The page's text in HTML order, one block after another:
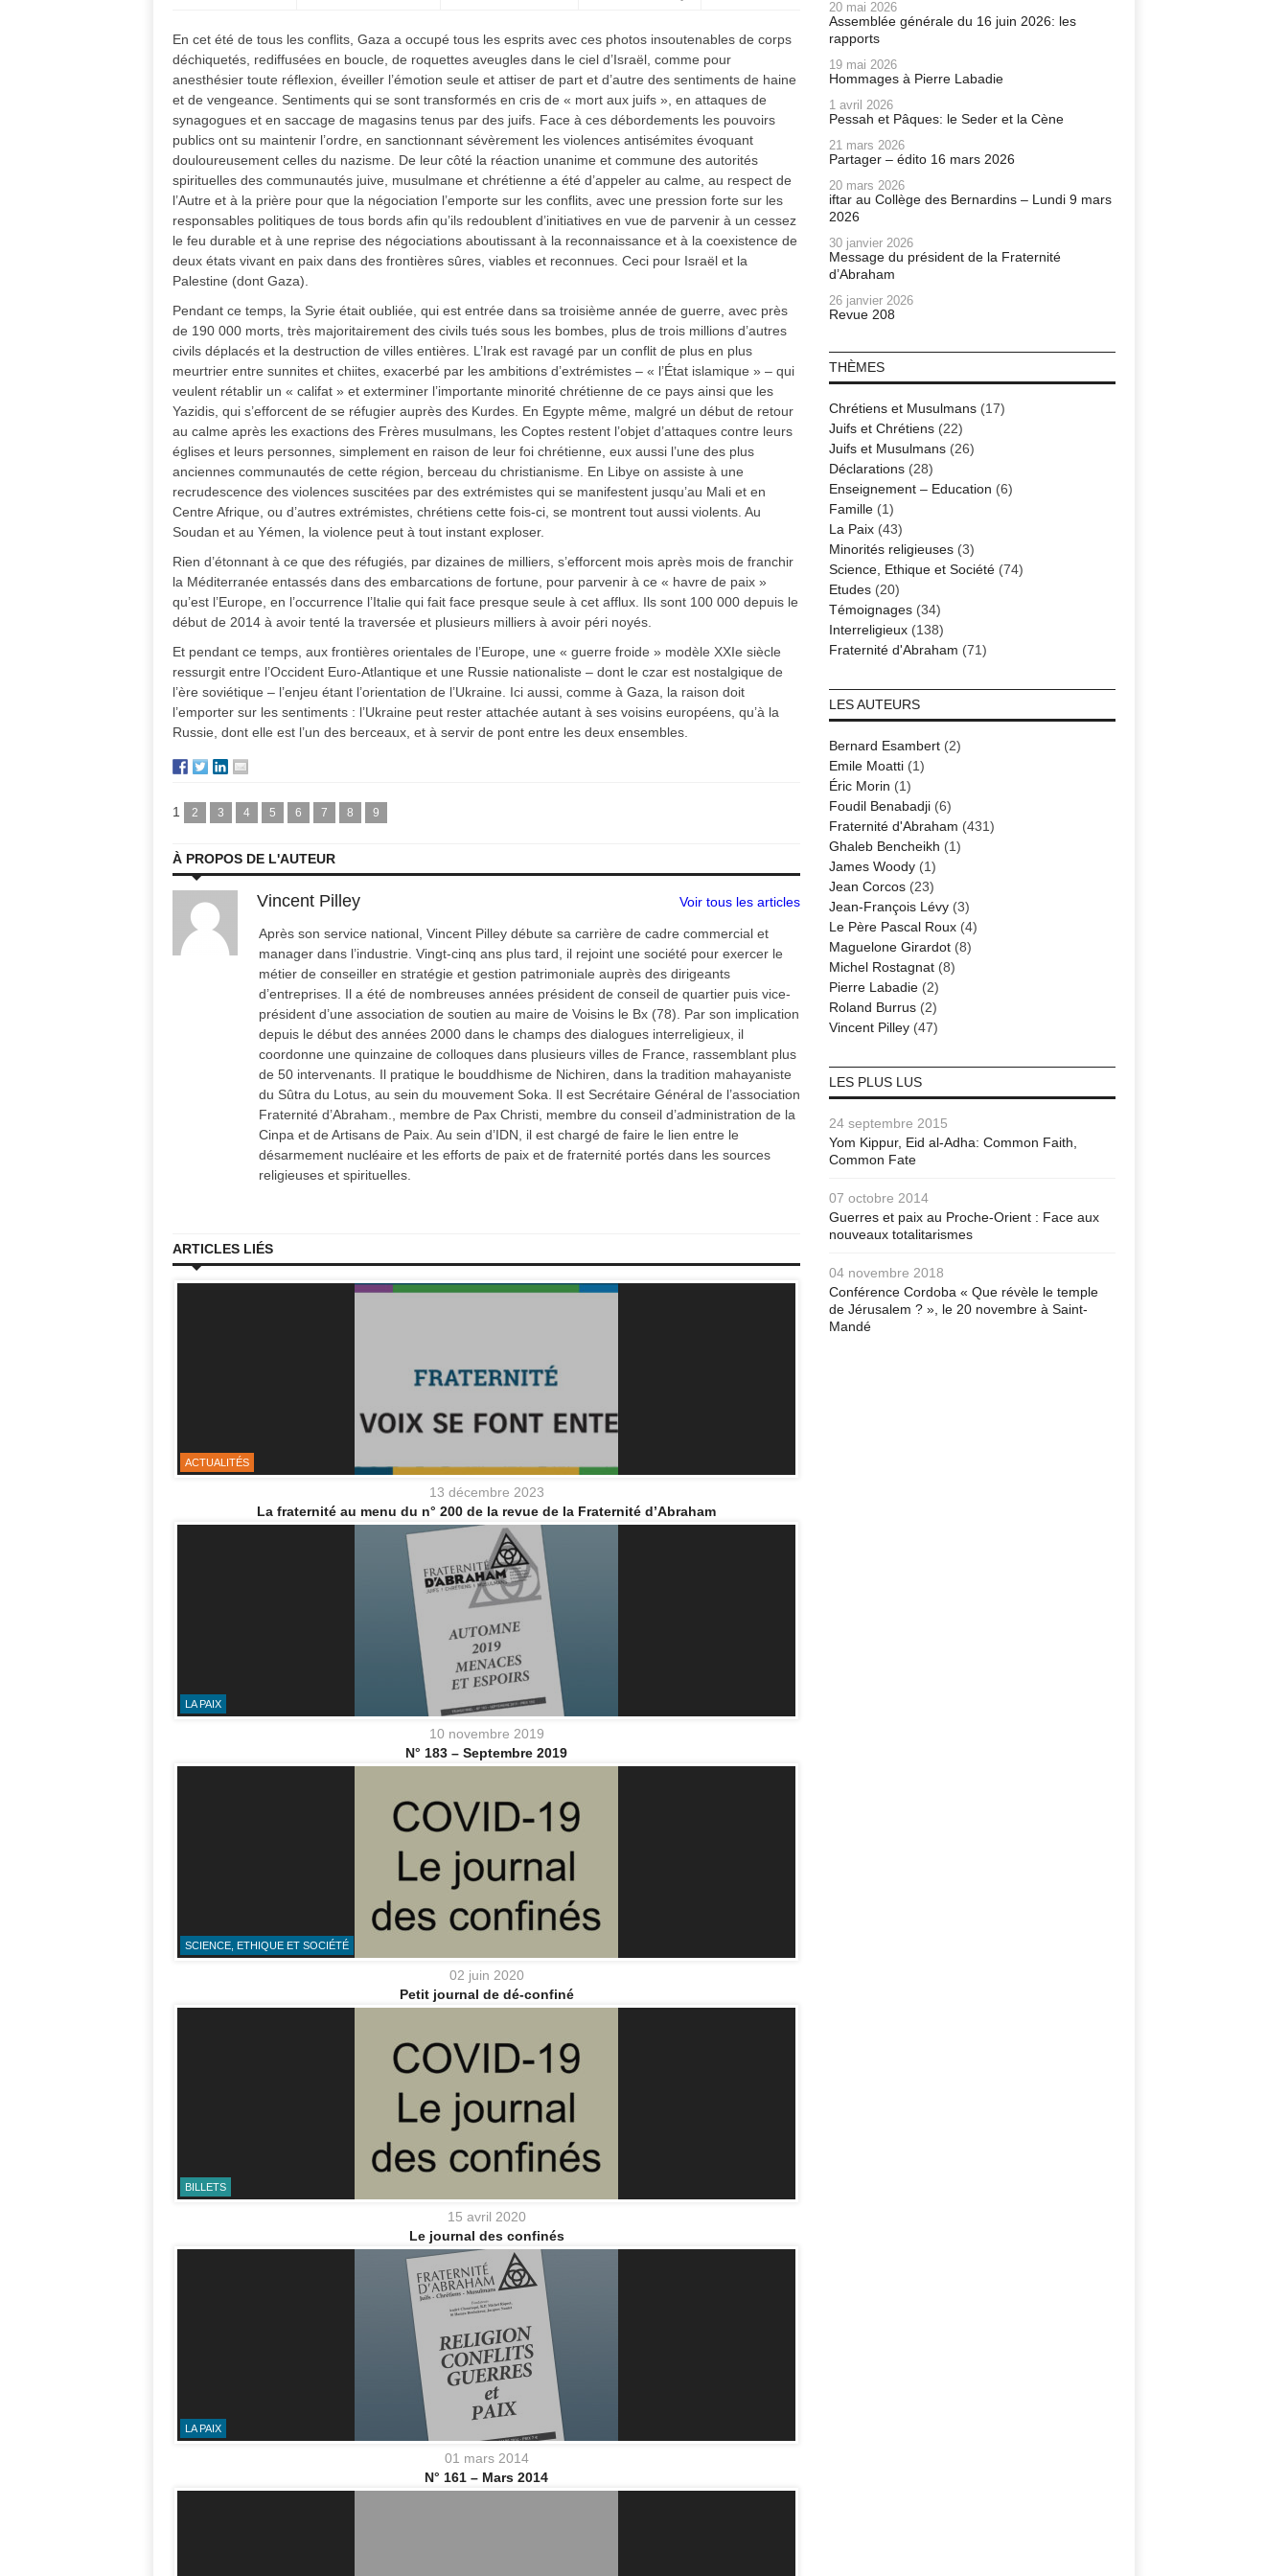
En cet été de tous les conflits, Gaza a occupé tous les esprits avec ces photos insoutenables de corps
déchiquetés, rediffusées en boucle, de roquettes aveugles dans le ciel d’Israël, comme pour
anesthésier toute réflexion, éveiller l’émotion seule et attiser de part et d’autre des sentiments de haine
et de vengeance. Sentiments qui se sont transformés en cris de « mort aux juifs », en attaques de
synagogues et en saccage de magasins tenus par des juifs. Face à ces débordements les pouvoirs
publics ont su maintenir l’ordre, en sanctionnant sévèrement les violences antisémites évoquant
douloureusement celles du nazisme. De leur côté la réaction unanime et commune des autorités
spirituelles des communautés juive, musulmane et chrétienne a été d’appeler au calme, au respect de
l’Autre et à la prière pour que la négociation l’emporte sur les conflits, avec une pression forte sur les
responsables politiques de tous bords afin qu’ils redoublent d’initiatives en vue de parvenir à un cessez
le feu durable et à une reprise des négociations aboutissant à la reconnaissance et à la coexistence de
deux états vivant en paix dans des frontières sûres, viables et reconnues. Ceci pour Israël et la
Palestine (dont Gaza).
Pendant ce temps, la Syrie était oubliée, qui est entrée dans sa troisième année de guerre, avec près
de 190 000 morts, très majoritairement des civils tués sous les bombes, plus de trois millions d’autres
civils déplacés et la destruction de villes entières. L’Irak est ravagé par un conflit de plus en plus
meurtrier entre sunnites et chiites, exacerbé par les ambitions d’extrémistes – « l’État islamique » – qui
veulent rétablir un « califat » et exterminer l’importante minorité chrétienne de ce pays ainsi que les
Yazidis, qui s’efforcent de se réfugier auprès des Kurdes. En Egypte même, malgré un début de retour
au calme après les exactions des Frères musulmans, les Coptes restent l’objet d’attaques contre leurs
églises et leurs personnes, simplement en raison de leur foi chrétienne, eux aussi l’une des plus
anciennes communautés de cette région, berceau du christianisme. En Libye on assiste à une
recrudescence des violences suscitées par des extrémistes qui se manifestent jusqu’au Mali et en
Centre Afrique, ou d’autres extrémistes, chrétiens cette fois-ci, se montrent tout aussi violents. Au
Soudan et au Yémen, la violence peut à tout instant exploser.
Rien d’étonnant à ce que des réfugiés, par dizaines de milliers, s’efforcent mois après mois de franchir
la Méditerranée entassés dans des embarcations de fortune, pour parvenir à ce « havre de paix »
qu’est l’Europe, en l’occurrence l’Italie qui fait face presque seule à cet afflux. Ils sont 100 000 depuis le
début de 2014 à avoir tenté la traversée et plusieurs milliers à avoir péri noyés.
Et pendant ce temps, aux frontières orientales de l’Europe, une « guerre froide » modèle XXIe siècle
ressurgit entre l’Occident Euro-Atlantique et une Russie nationaliste – dont le czar est nostalgique de
l’ère soviétique – l’enjeu étant l’orientation de l’Ukraine. Ici aussi, comme à Gaza, la raison doit
l’emporter sur les sentiments : l’Ukraine peut rester attachée autant à ses voisins européens, qu’à la
Russie, dont elle est l’un des berceaux, et à servir de pont entre les deux ensembles.
1 2 3 4 5 6 7 8 9
À PROPOS DE L'AUTEUR
Vincent Pilley Voir tous les articles
Après son service national, Vincent Pilley débute sa carrière de cadre commercial et
manager dans l’industrie. Vingt-cinq ans plus tard, il rejoint une société pour exercer le
métier de conseiller en stratégie et gestion patrimoniale auprès des dirigeants
d’entreprises. Il a été de nombreuses années président de conseil de quartier puis vice-
président d’une association de soutien au maire de Voisins le Bx (78). Par son implication
depuis le début des années 2000 dans le champs des dialogues interreligieux, il
coordonne une quinzaine de colloques dans plusieurs villes de France, rassemblant plus
de 50 intervenants. Il pratique le bouddhisme de Nichiren, dans la tradition mahayaniste
du Sûtra du Lotus, au sein du mouvement Soka. Il est Secrétaire Général de l’association
Fraternité d’Abraham., membre de Pax Christi, membre du conseil d’administration de la
Cinpa et de Artisans de Paix. Au sein d’IDN, il est chargé de faire le lien entre le
désarmement nucléaire et les efforts de paix et de fraternité portés dans les sources
religieuses et spirituelles.
ARTICLES LIÉS
ACTUALITÉS
13 décembre 2023
La fraternité au menu du n° 200 de la revue de la Fraternité d’Abraham
LA PAIX
10 novembre 2019
N° 183 – Septembre 2019
SCIENCE, ETHIQUE ET SOCIÉTÉ
02 juin 2020
Petit journal de dé-confiné
BILLETS
15 avril 2020
Le journal des confinés
LA PAIX
01 mars 2014
N° 161 – Mars 2014
20 mai 2026
Assemblée générale du 16 juin 2026: les
rapports
19 mai 2026
Hommages à Pierre Labadie
1 avril 2026
Pessah et Pâques: le Seder et la Cène
21 mars 2026
Partager – édito 16 mars 2026
20 mars 2026
iftar au Collège des Bernardins – Lundi 9 mars
2026
30 janvier 2026
Message du président de la Fraternité
d’Abraham
26 janvier 2026
Revue 208
THÈMES
Chrétiens et Musulmans(17)
Juifs et Chrétiens(22)
Juifs et Musulmans(26)
Déclarations(28)
Enseignement – Education (6)
Famille(1)
La Paix(43)
Minorités religieuses(3)
Science, Ethique et Société(74)
Etudes(20)
Témoignages(34)
Interreligieux(138)
Fraternité d'Abraham (71)
LES AUTEURS
Bernard Esambert(2)
Emile Moatti(1)
Éric Morin (1)
Foudil Benabadji(6)
Fraternité d'Abraham (431)
Ghaleb Bencheikh (1)
James Woody(1)
Jean Corcos(23)
Jean-François Lévy(3)
Le Père Pascal Roux(4)
Maguelone Girardot(8)
Michel Rostagnat(8)
Pierre Labadie(2)
Roland Burrus(2)
Vincent Pilley(47)
LES PLUS LUS
24 septembre 2015
Yom Kippur, Eid al-Adha: Common Faith,
Common Fate
07 octobre 2014
Guerres et paix au Proche-Orient : Face aux
nouveaux totalitarismes
04 novembre 2018
Conférence Cordoba « Que révèle le temple
de Jérusalem ? », le 20 novembre à Saint-
Mandé